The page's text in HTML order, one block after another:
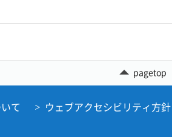
pagetop
て ウェブアクセシビリティ方針